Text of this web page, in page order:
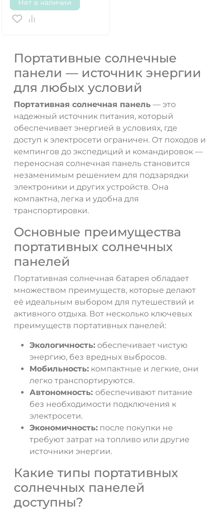
Нет в наличии
Портативные солнечные
панели — источник энергии
для любых условий
Портативная солнечная панель — это
надежный источник питания, который
обеспечивает энергией в условиях, где
доступ к электросети ограничен. От походов и
кемпингов до экспедиций и командировок —
переносная солнечная панель становится
незаменимым решением для подзарядки
электроники и других устройств. Она
компактна, легка и удобна для
транспортировки.
Основные преимущества
портативных солнечных
панелей
Портативная солнечная батарея обладает
множеством преимуществ, которые делают
её идеальным выбором для путешествий и
активного отдыха. Вот несколько ключевых
преимуществ портативных панелей:
Экологичность: обеспечивает чистую
энергию, без вредных выбросов.
Мобильность: компактные и легкие, они
легко транспортируются.
Автономность: обеспечивают питание
без необходимости подключения к
электросети.
Экономичность: после покупки не
требуют затрат на топливо или другие
источники энергии.
Какие типы портативных
солнечных панелей
доступны?